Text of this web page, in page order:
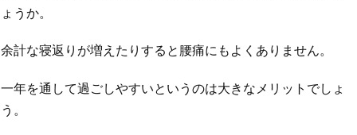
ょうか。
余計な寝返りが増えたりすると腰痛にもよくありません。
一年を通して過ごしやすいというのは大きなメリットでしょ
う。